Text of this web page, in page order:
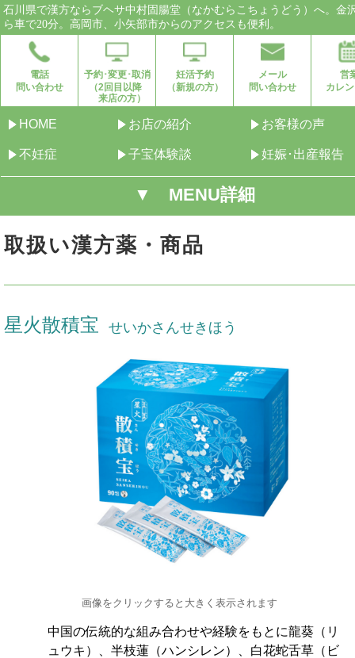
石川県で漢方ならブヘサ中村固腸堂（なかむらこちょうどう）へ。金
ら車で20分。高岡市、小矢部市からのアクセスも便利。
電話
問い合わせ
予約･変更･取消
（2回目以降
来店の方）
妊活予約
（新規の方）
メール
問い合わせ
営
カレ
HOME お店の紹介 お客様の声
不妊症 子宝体験談 妊娠･出産報告
▼ MENU詳細
取扱い漢方薬・商品
星火散積宝 せいかさんせきほう
画像をクリックすると大きく表示されます
中国の伝統的な組み合わせや経験をもとに龍葵（リ
ュウキ）、半枝蓮（ハンシレン）、白花蛇舌草（ビ